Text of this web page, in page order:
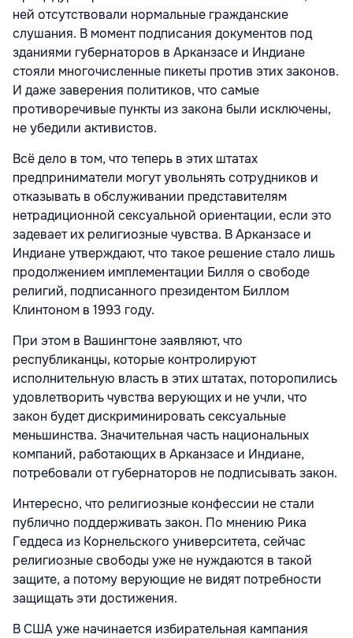
ней отсутствовали нормальные гражданские
слушания. В момент подписания документов под
зданиями губернаторов в Арканзасе и Индиане
стояли многочисленные пикеты против этих законов.
И даже заверения политиков, что самые
противоречивые пункты из закона были исключены,
не убедили активистов.
Всё дело в том, что теперь в этих штатах
предприниматели могут увольнять сотрудников и
отказывать в обслуживании представителям
нетрадиционной сексуальной ориентации, если это
задевает их религиозные чувства. В Арканзасе и
Индиане утверждают, что такое решение стало лишь
продолжением имплементации Билля о свободе
религий, подписанного президентом Биллом
Клинтоном в 1993 году.
При этом в Вашингтоне заявляют, что
республиканцы, которые контролируют
исполнительную власть в этих штатах, поторопились
удовлетворить чувства верующих и не учли, что
закон будет дискриминировать сексуальные
меньшинства. Значительная часть национальных
компаний, работающих в Арканзасе и Индиане,
потребовали от губернаторов не подписывать закон.
Интересно, что религиозные конфессии не стали
публично поддерживать закон. По мнению Рика
Геддеса из Корнельского университета, сейчас
религиозные свободы уже не нуждаются в такой
защите, а потому верующие не видят потребности
защищать эти достижения.
В США уже начинается избирательная кампания